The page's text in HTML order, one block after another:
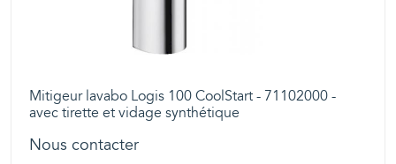
Mitigeur lavabo Logis 100 CoolStart - 71102000 -
avec tirette et vidage synthétique
Nous contacter